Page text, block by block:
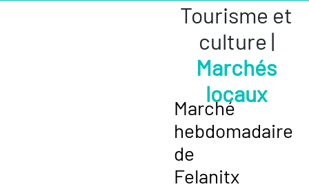
Tourisme et
culture |
Marchés
locaux
Marché
hebdomadaire
de
Felanitx